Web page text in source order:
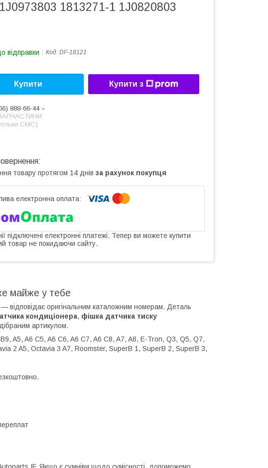
1813271-1 1J0820803
відправки Код: DF-18121
Купити Купити з
888-66-44
СМС)
товару протягом 14 днів за рахунок покупця
підключені електронні платежі. Тепер ви можете купити
товар не покидаючи сайту.
майже у тебе
відповідає оригінальним каталожним номерам. Деталь
кондиціонера, фішка датчика тиску
артикулом.
A5, A6 C5, A6 C6, A6 C7, A6 C8, A7, A8, E-Tron, Q3, Q5, Q7,
2 A5, Octavia 3 A7, Roomster, SuperB 1, SuperB 2, SuperB 3,
IF. Якщо є сумніви щодо сумісності, допоможемо